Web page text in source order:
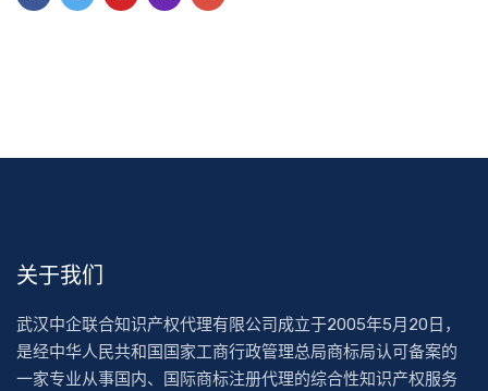
关于我们
武汉中企联合知识产权代理有限公司成立于2005年5月20日，
是经中华人民共和国国家工商行政管理总局商标局认可备案的
一家专业从事国内、国际商标注册代理的综合性知识产权服务